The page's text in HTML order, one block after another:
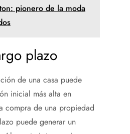
pionero de la moda
plazo
de una casa puede
inicial más alta en
compra de una propiedad
puede generar un